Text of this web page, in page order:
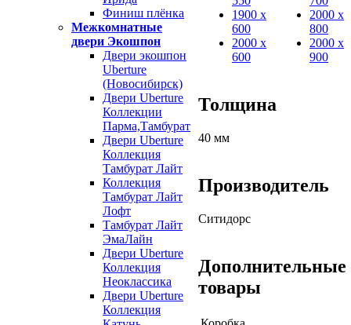
Финиш плёнка
Межкомнатные
двери Экошпон
Двери экошпон
Uberture
(Новосибирск)
Двери Uberture
Коллекции
Парма,Тамбурат
Двери Uberture
Коллекция
Тамбурат Лайт
Коллекция
Тамбурат Лайт
Лофт
Тамбурат Лайт
ЭмаЛайн
Двери Uberture
Коллекция
Неоклассика
Двери Uberture
Коллекция
1900 х
600
2000 х
600
2000 х
800
2000 х
900
Толщина
40 мм
Производитель
Ситидорс
Дополнительные
товары